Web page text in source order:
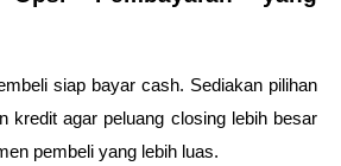
siap bayar cash. Sediakan pilihan
kredit agar peluang closing lebih besar
pembeli yang lebih luas.